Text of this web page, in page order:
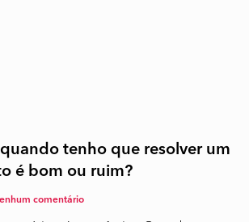
tenho que resolver um
é bom ou ruim?
comentário